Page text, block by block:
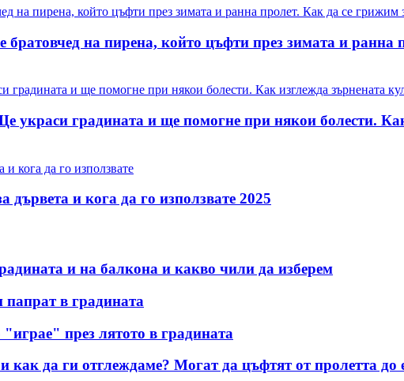
на пирена, който цъфти през зимата и ранна
украси градината и ще помогне при някои болести.
и кога да го използвате 2025
и на балкона и какво чили да изберем
папрат в градината
през лятото в градината
да ги отглеждаме? Могат да цъфтят от пролетта до